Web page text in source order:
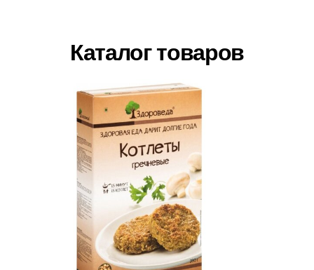
Каталог товаров